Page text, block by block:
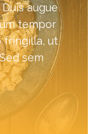
augue
tempor
fringilla, ut
sem